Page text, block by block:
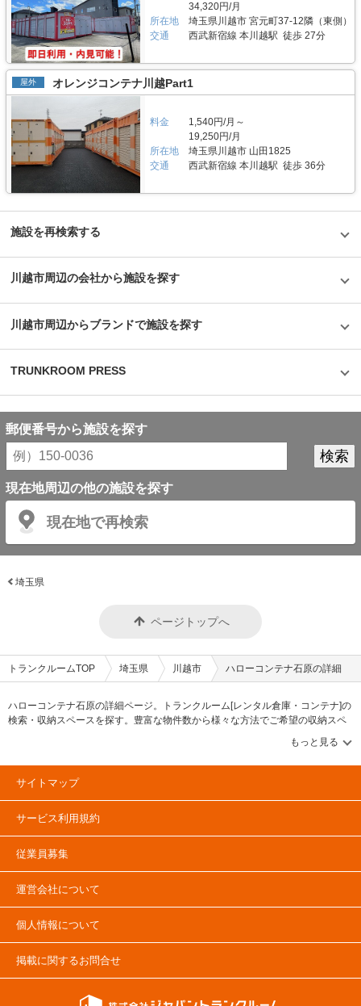
34,320円/月
所在地
埼玉県川越市 宮元町37-12隣（東側）
交通
西武新宿線 本川越駅 徒歩 27分
屋外 オレンジコンテナ川越Part1
料金
1,540円/月～
19,250円/月
所在地
埼玉県川越市 山田1825
交通
西武新宿線 本川越駅 徒歩 36分
施設を再検索する
川越市周辺の会社から施設を探す
川越市周辺からブランドで施設を探す
TRUNKROOM PRESS
郵便番号から施設を探す
現在地周辺の他の施設を探す
現在地で再検索
埼玉県
ページトップへ
トランクルームTOP 埼玉県 川越市 ハローコンテナ石原の詳細
ハローコンテナ石原の詳細ページ。トランクルーム[レンタル倉庫・コンテナ]の
検索・収納スペースを探す。豊富な物件数から様々な方法でご希望の収納スペ
ースを簡単に探せるトランクルーム情報サイトです。ハローコンテナ石原の住
所・最寄りの駅、物件タイプのご紹介や料金表、お得なキャンペーン情報もあ
ります。気になる物件タイプを見つけたら、メールか電話でお問合せが可能で
す（無料）。
サイトマップ
サービス利用規約
従業員募集
運営会社について
個人情報について
掲載に関するお問合せ